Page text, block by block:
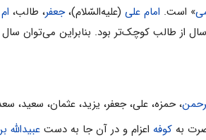
» است. امام علی (علیه‌السّلام)،جعفر، طالب،
، حمزه، علی، جعفر، یزید، عثمان، سعید،
به کوفه اعزام و در آن جا به دست عبیدالله